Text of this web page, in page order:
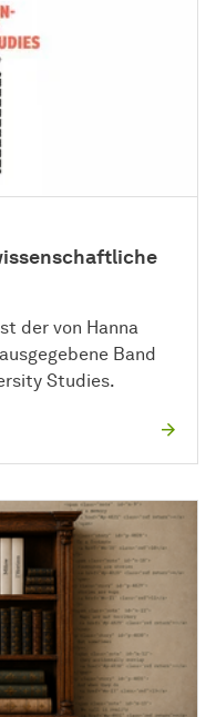
der von Hanna
Band
Studies.